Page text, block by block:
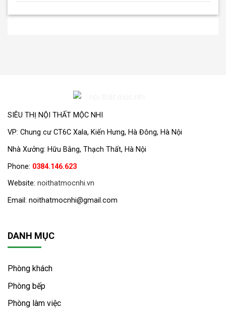
SIÊU THỊ NỘI THẤT MỘC NHI
VP: Chung cư CT6C Xala, Kiến Hưng, Hà Đông, Hà Nội
Nhà Xưởng: Hữu Bằng, Thạch Thất, Hà Nội
Phone: 0384.146.623
Website: noithatmocnhi.vn
Email: noithatmocnhi@gmail.com
DANH MỤC
Phòng khách
Phòng bếp
Phòng làm việc